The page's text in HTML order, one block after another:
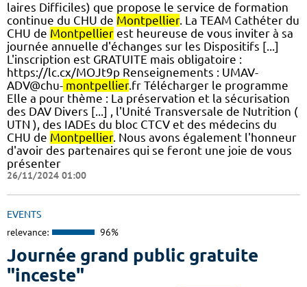
laires Difficiles) que propose le service de formation
continue du CHU de Montpellier. La TEAM Cathéter du
CHU de Montpellier est heureuse de vous inviter à sa
journée annuelle d'échanges sur les Dispositifs [...]
L'inscription est GRATUITE mais obligatoire :
https://lc.cx/MOJt9p Renseignements : UMAV-
ADV@chu- montpellier.fr Télécharger le programme​
Elle a pour thème : La préservation et la sécurisation
des DAV Divers [...] , l'Unité Transversale de Nutrition (
UTN ), des IADEs du bloc CTCV et des médecins du
CHU de Montpellier. Nous avons également l'honneur
d'avoir des partenaires qui se feront une joie de vous
présenter
26/11/2024 01:00
EVENTS
relevance: 96%
Journée grand public gratuite
"inceste"